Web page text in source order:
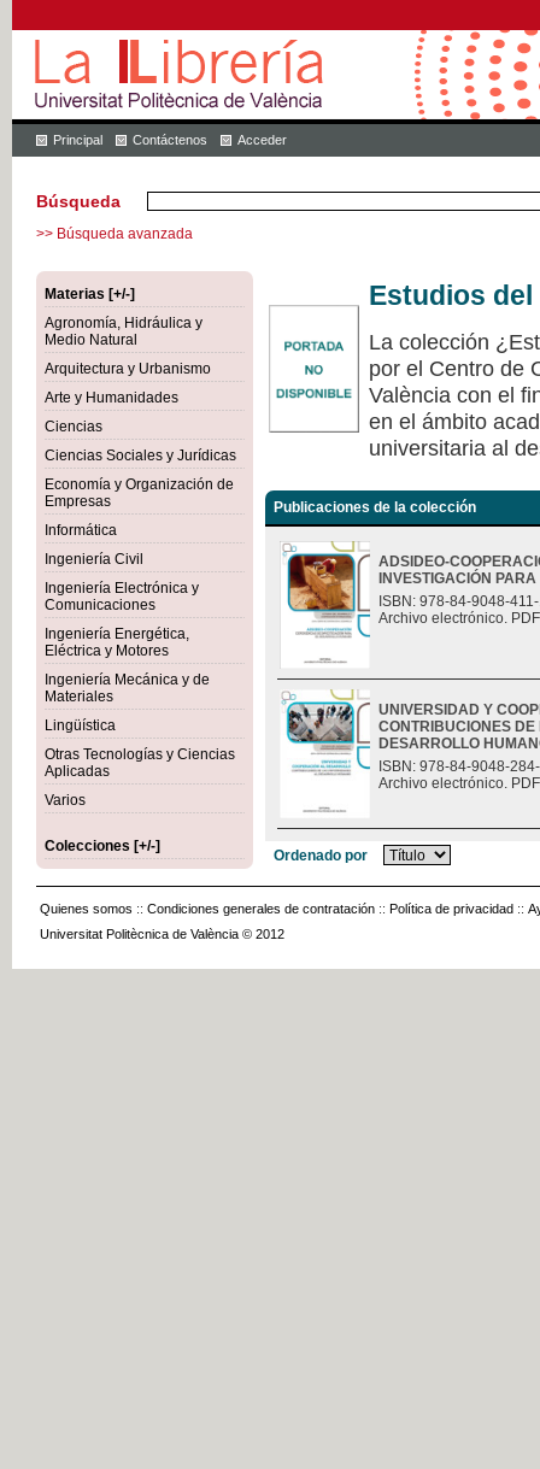
Principal Contáctenos Acceder
Búsqueda
>> Búsqueda avanzada
Materias [+/-]
Agronomía, Hidráulica y
Medio Natural
Arquitectura y Urbanismo
Arte y Humanidades
Ciencias
Ciencias Sociales y Jurídicas
Economía y Organización de
Empresas
Informática
Ingeniería Civil
Ingeniería Electrónica y
Comunicaciones
Ingeniería Energética,
Eléctrica y Motores
Ingeniería Mecánica y de
Materiales
Lingüística
Otras Tecnologías y Ciencias
Aplicadas
Varios
Colecciones [+/-]
Estudios
La colección
por el Centro de
València con el
en el ámbito
universitaria al
Publicaciones de la colección
ADSIDEO-
INVESTIGACIÓN
ISBN: 978-84-9048-
Archivo electrónico.
UNIVERSIDAD Y
CONTRIBUCIONES
DESARROLLO
ISBN: 978-84-9048-
Archivo electrónico.
Ordenado por
Quienes somos :: Condiciones generales de contratación :: Política de privacidad ::
Universitat Politècnica de València © 2012